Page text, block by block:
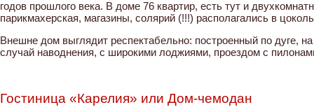
годов прошлого века. В доме 76 квартир, есть тут и
парикмахерская, магазины, солярий (!!!) располагались в
Внешне дом выглядит респектабельно: построенный по дуге,
случай наводнения, с широкими лоджиями, проездом с
Гостиница «Карелия» или Дом-чемодан